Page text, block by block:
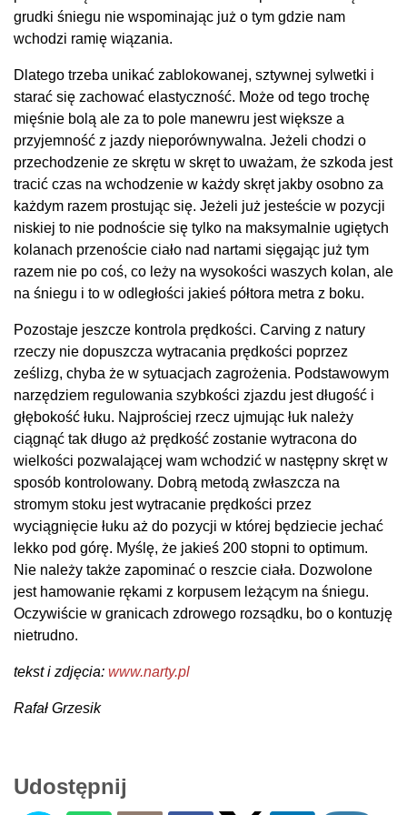
grudki śniegu nie wspominając już o tym gdzie nam
wchodzi ramię wiązania.
Dlatego trzeba unikać zablokowanej, sztywnej sylwetki i
starać się zachować elastyczność. Może od tego trochę
mięśnie bolą ale za to pole manewru jest większe a
przyjemność z jazdy nieporównywalna. Jeżeli chodzi o
przechodzenie ze skrętu w skręt to uważam, że szkoda jest
tracić czas na wchodzenie w każdy skręt jakby osobno za
każdym razem prostując się. Jeżeli już jesteście w pozycji
niskiej to nie podnoście się tylko na maksymalnie ugiętych
kolanach przenoście ciało nad nartami sięgając już tym
razem nie po coś, co leży na wysokości waszych kolan, ale
na śniegu i to w odległości jakieś półtora metra z boku.
Pozostaje jeszcze kontrola prędkości. Carving z natury
rzeczy nie dopuszcza wytracania prędkości poprzez
ześlizg, chyba że w sytuacjach zagrożenia. Podstawowym
narzędziem regulowania szybkości zjazdu jest długość i
głębokość łuku. Najprościej rzecz ujmując łuk należy
ciągnąć tak długo aż prędkość zostanie wytracona do
wielkości pozwalającej wam wchodzić w następny skręt w
sposób kontrolowany. Dobrą metodą zwłaszcza na
stromym stoku jest wytracanie prędkości przez
wyciągnięcie łuku aż do pozycji w której będziecie jechać
lekko pod górę. Myślę, że jakieś 200 stopni to optimum.
Nie należy także zapominać o reszcie ciała. Dozwolone
jest hamowanie rękami z korpusem leżącym na śniegu.
Oczywiście w granicach zdrowego rozsądku, bo o kontuzję
nietrudno.
tekst i zdjęcia: www.narty.pl
Rafał Grzesik
Udostępnij